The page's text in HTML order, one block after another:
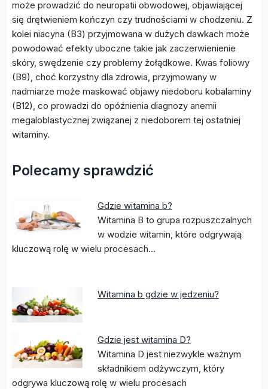
może prowadzić do neuropatii obwodowej, objawiającej
się drętwieniem kończyn czy trudnościami w chodzeniu. Z
kolei niacyna (B3) przyjmowana w dużych dawkach może
powodować efekty uboczne takie jak zaczerwienienie
skóry, swędzenie czy problemy żołądkowe. Kwas foliowy
(B9), choć korzystny dla zdrowia, przyjmowany w
nadmiarze może maskować objawy niedoboru kobalaminy
(B12), co prowadzi do opóźnienia diagnozy anemii
megaloblastycznej związanej z niedoborem tej ostatniej
witaminy.
Polecamy sprawdzić
Gdzie witamina b?
Witamina B to grupa rozpuszczalnych
w wodzie witamin, które odgrywają
kluczową rolę w wielu procesach…
Witamina b gdzie w jedzeniu?
Gdzie jest witamina D?
Witamina D jest niezwykle ważnym
składnikiem odżywczym, który
odgrywa kluczową rolę w wielu procesach